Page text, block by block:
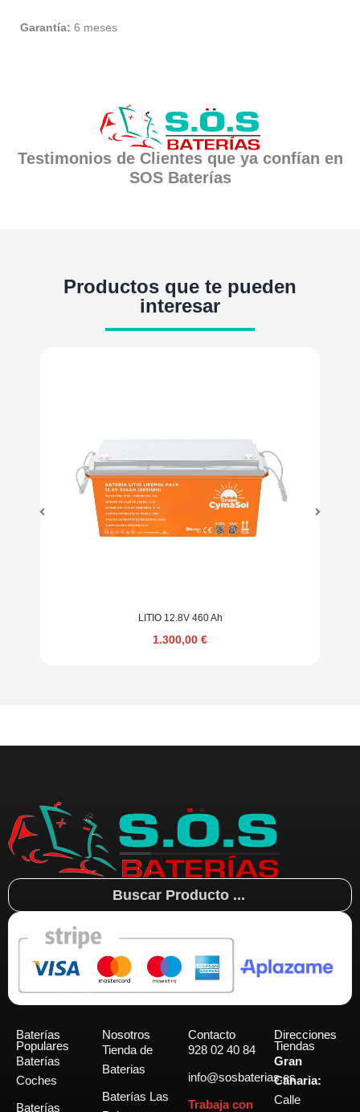
Garantía: 6 meses
Testimonios de Clientes que ya confían en
SOS Baterías
Productos que te pueden
interesar
LITIO 12.8V 460 Ah
1.300,00 €
Search
...
Baterías
Populares
Baterías
Coches
Baterías
Nosotros
Tienda de
Baterias
Baterías Las
Contacto
928 02 40 84
info@sosbaterias.es
Trabaja con
Direcciones
Tiendas
Gran
Canaria:
Calle